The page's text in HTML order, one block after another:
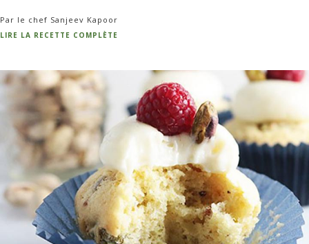
Par le chef Sanjeev Kapoor
LIRE LA RECETTE COMPLÈTE